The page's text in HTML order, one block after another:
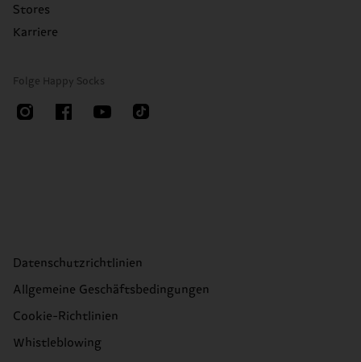
Stores
Karriere
Folge Happy Socks
Datenschutzrichtlinien
Allgemeine Geschäftsbedingungen
Cookie-Richtlinien
Whistleblowing